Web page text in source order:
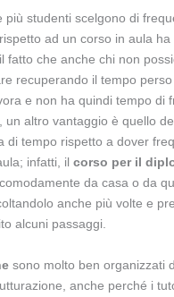
più studenti scelgono di
ad un corso in aula
fatto che anche chi non
recuperando il tempo
e non ha quindi tempo di
un altro vantaggio è quello
di tempo rispetto a dover
infatti, il corso per il
da casa o da
anche più volte e
alcuni passaggi.
sono molto ben organizzati
anche perché i